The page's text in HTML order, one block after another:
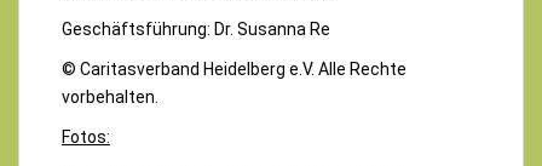
Geschäftsführung: Dr. Susanna Re
© Caritasverband Heidelberg e.V. Alle Rechte
vorbehalten.
Fotos: